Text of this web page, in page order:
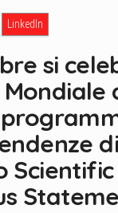
LinkedIn
si
Scientific